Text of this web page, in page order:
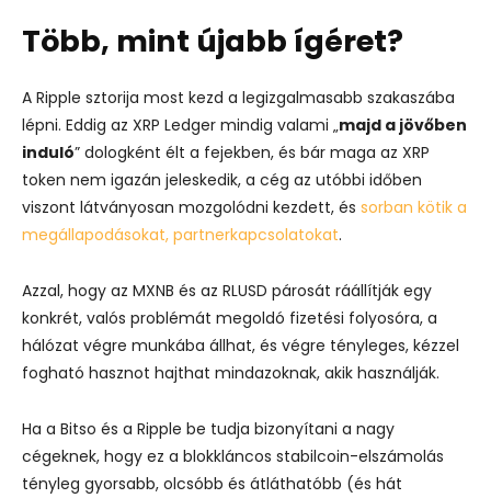
Több, mint újabb ígéret?
A Ripple sztorija most kezd a legizgalmasabb szakaszába
lépni. Eddig az XRP Ledger mindig valami „majd a jövőben
induló” dologként élt a fejekben, és bár maga az XRP
token nem igazán jeleskedik, a cég az utóbbi időben
viszont látványosan mozgolódni kezdett, és sorban kötik a
megállapodásokat, partnerkapcsolatokat.
Azzal, hogy az MXNB és az RLUSD párosát ráállítják egy
konkrét, valós problémát megoldó fizetési folyosóra, a
hálózat végre munkába állhat, és végre tényleges, kézzel
fogható hasznot hajthat mindazoknak, akik használják.
Ha a Bitso és a Ripple be tudja bizonyítani a nagy
cégeknek, hogy ez a blokkláncos stabilcoin-elszámolás
tényleg gyorsabb, olcsóbb és átláthatóbb (és hát